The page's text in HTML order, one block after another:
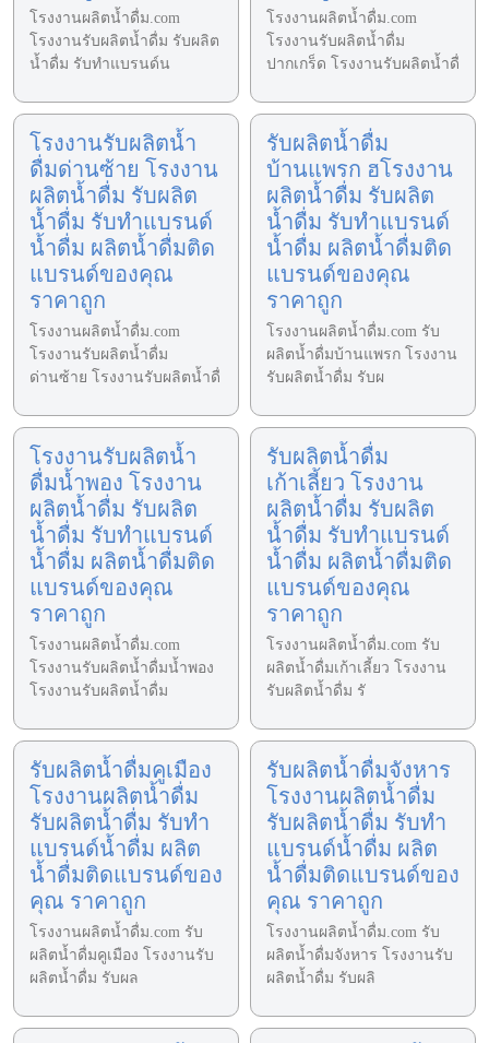
โรงงานผลิตน้ำดื่ม.com
โรงงานรับผลิตน้ำดื่ม รับผลิต
น้ำดื่ม รับทำแบรนด์น
โรงงานผลิตน้ำดื่ม.com
โรงงานรับผลิตน้ำดื่ม
ปากเกร็ด โรงงานรับผลิตน้ำดื่
โรงงานรับผลิตน้ำ
ดื่มด่านซ้าย โรงงาน
ผลิตน้ำดื่ม รับผลิต
น้ำดื่ม รับทำแบรนด์
น้ำดื่ม ผลิตน้ำดื่มติด
แบรนด์ของคุณ
ราคาถูก
โรงงานผลิตน้ำดื่ม.com
โรงงานรับผลิตน้ำดื่ม
ด่านซ้าย โรงงานรับผลิตน้ำดื่
รับผลิตน้ำดื่ม
บ้านแพรก ฮโรงงาน
ผลิตน้ำดื่ม รับผลิต
น้ำดื่ม รับทำแบรนด์
น้ำดื่ม ผลิตน้ำดื่มติด
แบรนด์ของคุณ
ราคาถูก
โรงงานผลิตน้ำดื่ม.com รับ
ผลิตน้ำดื่มบ้านแพรก โรงงาน
รับผลิตน้ำดื่ม รับผ
โรงงานรับผลิตน้ำ
ดื่มน้ำพอง โรงงาน
ผลิตน้ำดื่ม รับผลิต
น้ำดื่ม รับทำแบรนด์
น้ำดื่ม ผลิตน้ำดื่มติด
แบรนด์ของคุณ
ราคาถูก
โรงงานผลิตน้ำดื่ม.com
โรงงานรับผลิตน้ำดื่มน้ำพอง
โรงงานรับผลิตน้ำดื่ม
รับผลิตน้ำดื่ม
เก้าเลี้ยว โรงงาน
ผลิตน้ำดื่ม รับผลิต
น้ำดื่ม รับทำแบรนด์
น้ำดื่ม ผลิตน้ำดื่มติด
แบรนด์ของคุณ
ราคาถูก
โรงงานผลิตน้ำดื่ม.com รับ
ผลิตน้ำดื่มเก้าเลี้ยว โรงงาน
รับผลิตน้ำดื่ม รั
รับผลิตน้ำดื่มคูเมือง
โรงงานผลิตน้ำดื่ม
รับผลิตน้ำดื่ม รับทำ
แบรนด์น้ำดื่ม ผลิต
น้ำดื่มติดแบรนด์ของ
คุณ ราคาถูก
โรงงานผลิตน้ำดื่ม.com รับ
ผลิตน้ำดื่มคูเมือง โรงงานรับ
ผลิตน้ำดื่ม รับผล
รับผลิตน้ำดื่มจังหาร
โรงงานผลิตน้ำดื่ม
รับผลิตน้ำดื่ม รับทำ
แบรนด์น้ำดื่ม ผลิต
น้ำดื่มติดแบรนด์ของ
คุณ ราคาถูก
โรงงานผลิตน้ำดื่ม.com รับ
ผลิตน้ำดื่มจังหาร โรงงานรับ
ผลิตน้ำดื่ม รับผลิ